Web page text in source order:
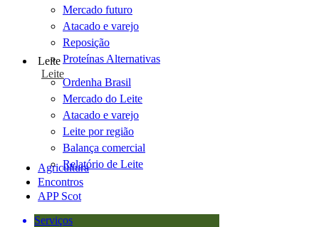
Mercado futuro
Atacado e varejo
Reposição
Proteínas Alternativas
Leite
Leite
Ordenha Brasil
Mercado do Leite
Atacado e varejo
Leite por região
Balança comercial
Relatório de Leite
Agricultura
Encontros
APP Scot
Serviços